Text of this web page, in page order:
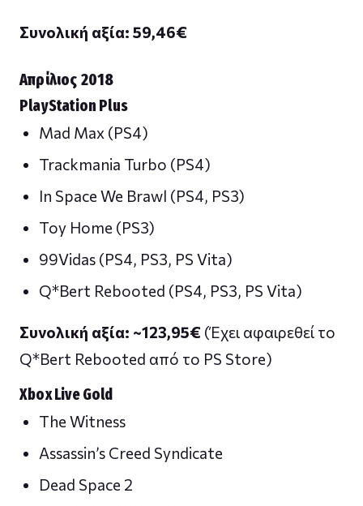
Συνολική αξία: 59,46€
Απρίλιος 2018
PlayStation Plus
Mad Max (PS4)
Trackmania Turbo (PS4)
In Space We Brawl (PS4, PS3)
Toy Home (PS3)
99Vidas (PS4, PS3, PS Vita)
Q*Bert Rebooted (PS4, PS3, PS Vita)
Συνολική αξία: ~123,95€ (Έχει αφαιρεθεί το
Q*Bert Rebooted από το PS Store)
Xbox Live Gold
The Witness
Assassin’s Creed Syndicate
Dead Space 2